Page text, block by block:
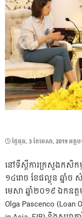
POSTED
ថ្ងៃ​ពុធ, 3 ខែ​មេសា, 2019អត្ថ
នៅទីស្តីការក្រសួងកសិកម្
១៤រោច ខែផល្គុន ឆ្នាំច
មេសា ឆ្នាំ២០១៩ ឯកឧត្
Olga Pascenco (Loan